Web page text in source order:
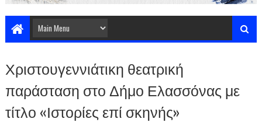
Χριστουγεννιάτικη θεατρική
παράσταση στο Δήμο Ελασσόνας με
τίτλο «Ιστορίες επί σκηνής»